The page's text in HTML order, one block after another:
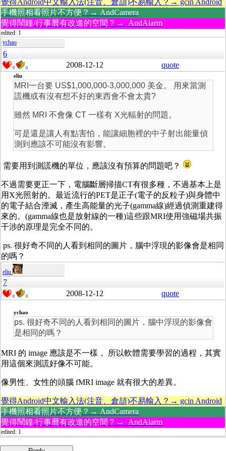
覺得Android中文輸入法(注音、倉頡)不易輸入？→ gcin Android
手機照相看照片不方便？→ AndCamera
覺得鬧鐘/行事曆有改進的空間？→ AndAlarm
edited: 1
ychao
6
0 0 2008-12-12 quote
eliu
MRI一台要 US$1,000,000-3,000,000 美金。 用來當測
謊機或有沒有想不好的東西會不會太貴?
雖然 MRI 不會像 CT 一樣有 X光輻射的問題。
可是還是讓人有點害怕，能讓細胞裡的中子射出能量偵
測到應該不可能沒有影響。
需要用到測謊機的單位，應該沒有預算的問題吧？
不過需要更正一下，電腦斷層掃描CT有很多種，不過基本上是
用X光照射的。最近流行的PET是正子(電子的反粒子)與身體中
的電子結合湮滅，產生高能量的光子(gamma線)經過偵測重建得
來的。(gamma線也是放射線的一種)這些跟MRI使用強磁場共振
干涉的原理是完全不同的。
ps. 很好奇不同的人看到相同的圖片，腦中浮現的影像會是相同
的嗎？
eliu
7
0 0 2008-12-12 quote
ychao
ps. 很好奇不同的人看到相同的圖片，腦中浮現的影像會
是相同的嗎？
MRI 的 image 應該是不一樣， 所以軟體需要學習的過程，其實
用這個來測謊好像不可能。
像男性、女性的頭腦 fMRI image 就有很大的差異。
覺得Android中文輸入法(注音、倉頡)不易輸入？→ gcin Android
手機照相看照片不方便？→ AndCamera
覺得鬧鐘/行事曆有改進的空間？→ AndAlarm
edited: 1